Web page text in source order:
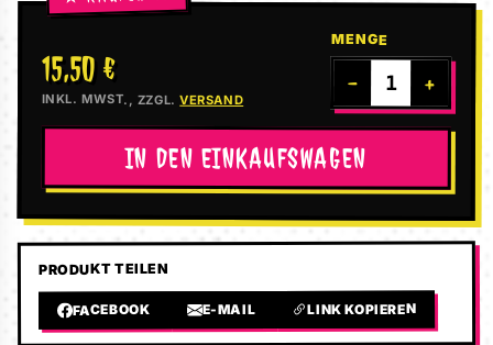
15,50 €
INKL. MWST., ZZGL.VERSAND
MENGE
− +
IN DEN EINKAUFSWAGEN
PRODUKT TEILEN
FACEBOOK E-MAIL LINK KOPIEREN